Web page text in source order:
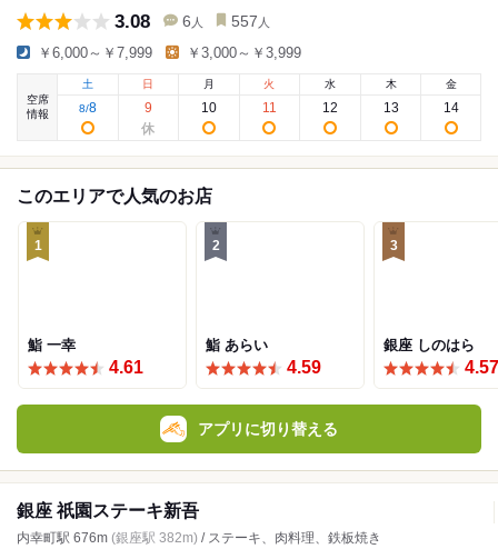
3.08 6 人 557 人
￥6,000～￥7,999 ￥3,000～￥3,999
空席
情報
土
8/8
日
9
月
10
火
11
水
12
木
13
金
14
このエリアで人気のお店
1
鮨 一幸
4.61
2
鮨 あらい
4.59
3
銀座 しのはら
4.57
アプリに切り替える
銀座 祇園ステーキ新吾
内幸町駅 676m (銀座駅 382m) / ステーキ、肉料理、鉄板焼き